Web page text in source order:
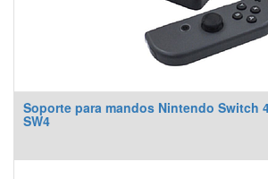
Soporte para mandos Nintendo Switch
SW4